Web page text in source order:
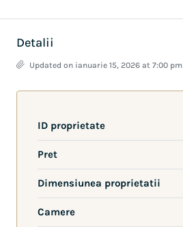
Detalii
Updated on ianuarie 15, 2026 at 7:00 pm
ID proprietate
Pret
Dimensiunea proprietatii
Camere